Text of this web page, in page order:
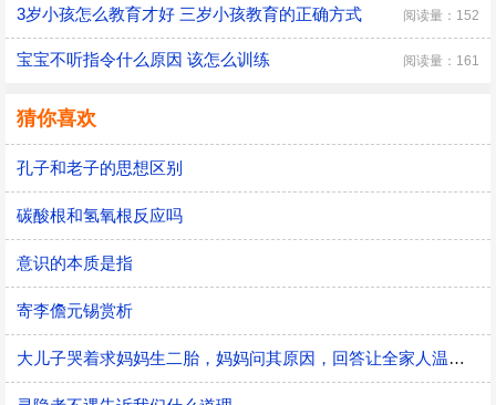
3岁小孩怎么教育才好 三岁小孩教育的正确方式 阅读量：152
宝宝不听指令什么原因 该怎么训练 阅读量：161
猜你喜欢
孔子和老子的思想区别
碳酸根和氢氧根反应吗
意识的本质是指
寄李儋元锡赏析
大儿子哭着求妈妈生二胎，妈妈问其原因，回答让全家人温暖！